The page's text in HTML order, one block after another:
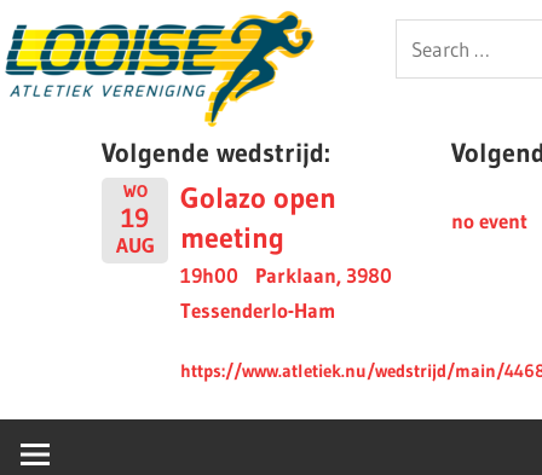
to
content
Looise
Search
for:
Volgende wedstrijd:
WO
19
AUG
Golazo open
meeting
19h00
Parklaan, 3980
Tessenderlo-Ham
https://www.atletiek.nu/wedstrijd/main/
no event